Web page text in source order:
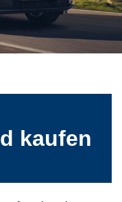
kaufen